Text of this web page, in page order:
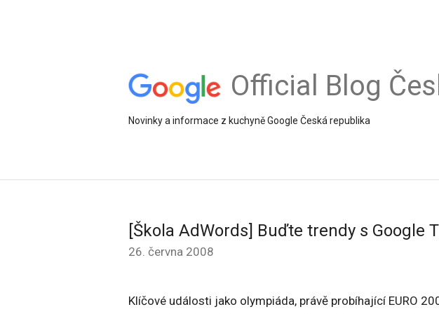
Official Blog
Novinky a informace z kuchyně Google Česká republika
[Škola AdWords] Buďte trendy s Google
26. června 2008
Klíčové události jako olympiáda, právě probíhající EURO